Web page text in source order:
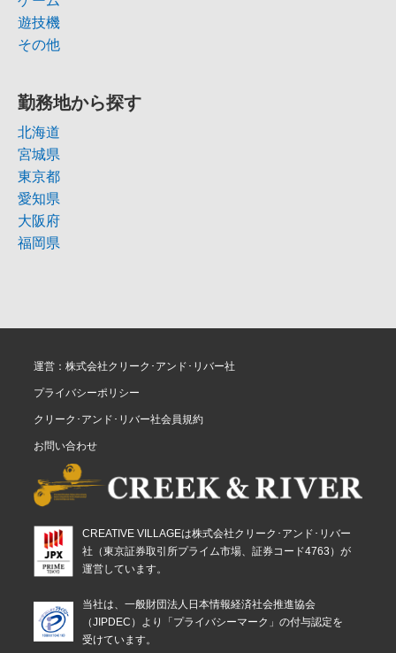
遊技機
その他
勤務地から探す
北海道
宮城県
東京都
愛知県
大阪府
福岡県
運営：株式会社クリーク･アンド･リバー社
プライバシーポリシー
クリーク･アンド･リバー社会員規約
お問い合わせ
CREATIVE VILLAGEは株式会社クリーク･アンド･リバー
社（東京証券取引所プライム市場、証券コード4763）が
運営しています。
当社は、一般財団法人日本情報経済社会推進協会
（JIPDEC）より「プライバシーマーク」の付与認定を
受けています。